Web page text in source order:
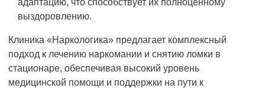
выздоровлению.
Клиника «Наркологика» предлагает комплексный
подход к лечению наркомании и снятию ломки в
стационаре, обеспечивая высокий уровень
медицинской помощи и поддержки на пути к